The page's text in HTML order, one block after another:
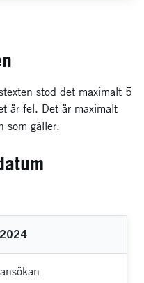
stod det maximalt 5
är fel. Det är maximalt
som gäller.
2024